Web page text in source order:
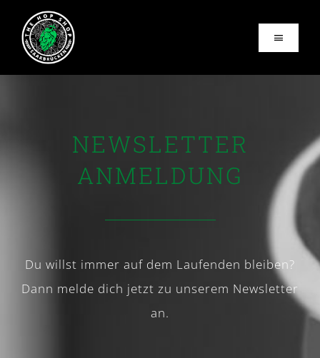
Inhalt
springen
Toggle
Business hours
NEWSLETTER
ANMELDUNG
Du willst immer auf dem Laufenden bleiben?
Dann melde dich jetzt zu unserem Newsletter
an.